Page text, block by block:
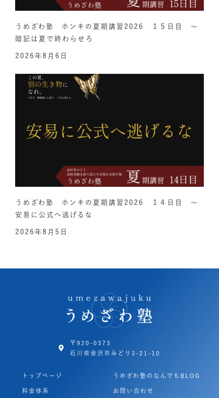
うめざわ塾 ホンキの夏期講習2026 １５日目 ～
暗記は夏で終わらせろ
2026年8月6日
うめざわ塾 ホンキの夏期講習2026 １４日目 ～
安易に公式へ逃げるな
2026年8月5日
〒920-0373
石川県金沢市みどり3-21-10
トップページ
料金体系
うめざわ塾のなんでもBLOG
お問い合わせ